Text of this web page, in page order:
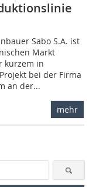
Sabo S.A. ist
Markt
kurzem in
bei der Firma
an der...
mehr